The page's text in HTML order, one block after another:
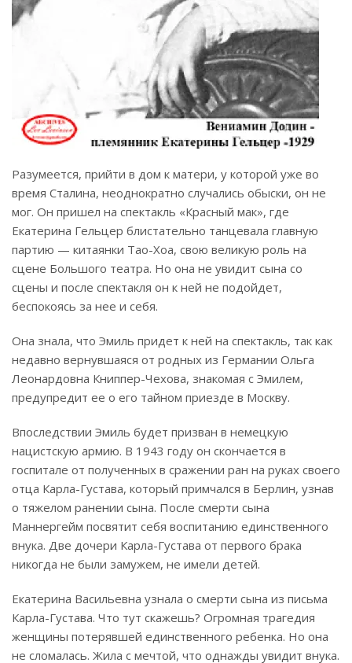
Разумеется, прийти в дом к матери, у которой уже во
время Сталина, неоднократно случались обыски, он не
мог. Он пришел на спектакль «Красный мак», где
Екатерина Гельцер блистательно танцевала главную
партию — китаянки Тао-Хоа, свою великую роль на
сцене Большого театра. Но она не увидит сына со
сцены и после спектакля он к ней не подойдет,
беспокоясь за нее и себя.
Она знала, что Эмиль придет к ней на спектакль, так как
недавно вернувшаяся от родных из Германии Ольга
Леонардовна Книппер-Чехова, знакомая с Эмилем,
предупредит ее о его тайном приезде в Москву.
Впоследствии Эмиль будет призван в немецкую
нацистскую армию. В 1943 году он скончается в
госпитале от полученных в сражении ран на руках своего
отца Карла-Густава, который примчался в Берлин, узнав
о тяжелом ранении сына. После смерти сына
Маннергейм посвятит себя воспитанию единственного
внука. Две дочери Карла-Густава от первого брака
никогда не были замужем, не имели детей.
Екатерина Васильевна узнала о смерти сына из письма
Карла-Густава. Что тут скажешь? Огромная трагедия
женщины потерявшей единственного ребенка. Но она
не сломалась. Жила с мечтой, что однажды увидит внука.